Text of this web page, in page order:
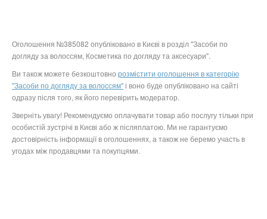
Оголошення №385082 опубліковано в Києві в розділ "Засоби по
догляду за волоссям, Косметика по догляду та аксесуари".
Ви також можете безкоштовно розмістити оголошення в категорію
"Засоби по догляду за волоссям"і воно буде опубліковано на сайті
одразу після того, як його перевірить модератор.
Зверніть увагу! Рекомендуємо оплачувати товар або послугу тільки при
особистій зустрічі в Києві або ж післяплатою. Ми не гарантуємо
достовірність інформації в оголошеннях, а також не беремо участь в
угодах між продавцями та покупцями.